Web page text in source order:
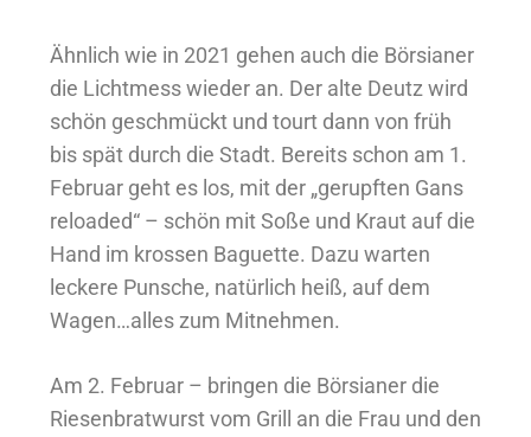
Ähnlich wie in 2021 gehen auch die Börsianer
die Lichtmess wieder an. Der alte Deutz wird
schön geschmückt und tourt dann von früh
bis spät durch die Stadt. Bereits schon am 1.
Februar geht es los, mit der „gerupften Gans
reloaded“ – schön mit Soße und Kraut auf die
Hand im krossen Baguette. Dazu warten
leckere Punsche, natürlich heiß, auf dem
Wagen…alles zum Mitnehmen.
Am 2. Februar – bringen die Börsianer die
Riesenbratwurst vom Grill an die Frau und den